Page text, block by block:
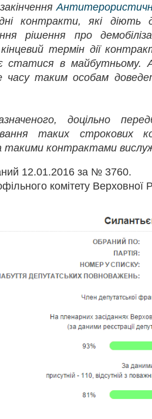
контракти, які діють
рішення про
термін дії
статися в майбутньому.
часу таким особам
доцільно
таких строкових
такими контрактами
12.01.2016 за № 3760.
комітету Верховної